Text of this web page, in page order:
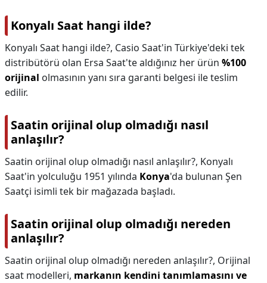
Konyalı Saat hangi ilde?
Konyalı Saat hangi ilde?, Casio Saat'in Türkiye'deki tek
distribütörü olan Ersa Saat'te aldığınız her ürün %100
orijinal olmasının yanı sıra garanti belgesi ile teslim
edilir.
Saatin orijinal olup olmadığı nasıl
anlaşılır?
Saatin orijinal olup olmadığı nasıl anlaşılır?, Konyalı
Saat'in yolculuğu 1951 yılında Konya'da bulunan Şen
Saatçi isimli tek bir mağazada başladı.
Saatin orijinal olup olmadığı nereden
anlaşılır?
Saatin orijinal olup olmadığı nereden anlaşılır?, Orijinal
saat modelleri, markanın kendini tanımlamasını ve